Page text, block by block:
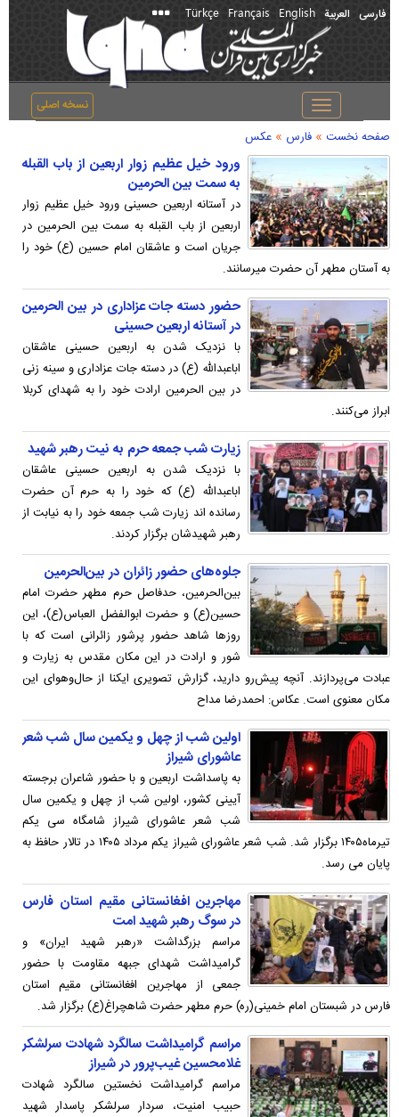
فارسی العربیة English
Français
Türkçe
نسخه اصلی
Toggle
navigation
صفحه نخست » فارس » عکس
ورود خیل عظیم زوار اربعین از باب القبله
به سمت بین الحرمین
در آستانه اربعین حسینی ورود خیل عظیم زوار
اربعین از باب القبله به سمت بین الحرمین در
جریان است و عاشقان امام حسین (ع) خود را
به آستان مطهر آن حضرت میرسانند.
حضور دسته جات عزاداری در بین الحرمین
در آستانه اربعین حسینی
با نزدیک شدن به اربعین حسینی عاشقان
اباعبدالله (ع) در دسته جات عزاداری و سینه زنی
در بین الحرمین ارادت خود را به شهدای کربلا
ابراز می‌کنند.
زیارت شب جمعه حرم به نیت رهبر شهید
با نزدیک شدن به اربعین حسینی عاشقان
اباعبدالله (ع) که خود را به حرم آن حضرت
رسانده اند زیارت شب جمعه خود را به نیابت از
رهبر شهیدشان برگزار کردند.
جلوه‌های حضور زائران در بین‌الحرمین
بین‌الحرمین، حدفاصل حرم مطهر حضرت امام
حسین(ع) و حضرت ابوالفضل العباس(ع)، این
روزها شاهد حضور پرشور زائرانی است که با
شور و ارادت در این مکان مقدس به زیارت و
عبادت می‌پردازند. آنچه پیش‌رو دارید، گزارش تصویری ایکنا از حال‌وهوای این
مکان معنوی است. عکاس: احمدرضا مداح
اولین شب از چهل و یکمین سال شب شعر
عاشورای شیراز
به پاسداشت اربعین و با حضور شاعران برجسته
آیینی کشور، اولین شب از چهل و یکمین سال
شب شعر عاشورای شیراز شامگاه سی یکم
تیرماه۱۴۰۵ برگزار شد. شب شعر عاشورای شیراز یکم مرداد ۱۴۰۵ در تالار حافظ به
پایان می رسد.
مهاجرین افغانستانی مقیم استان فارس
در سوگ رهبر شهید امت
مراسم بزرگداشت «رهبر شهید ایران» و
گرامیداشت شهدای جبهه مقاومت با حضور
جمعی از مهاجرین افغانستانی مقیم استان
فارس در شبستان امام خمینی(ره) حرم مطهر حضرت شاهچراغ(ع) برگزار شد.
مراسم گرامیداشت سالگرد شهادت سرلشکر
غلامحسین غیب‌پرور در شیراز
مراسم گرامیداشت نخستین سالگرد شهادت
حبیب امنیت، سردار سرلشکر پاسدار شهید